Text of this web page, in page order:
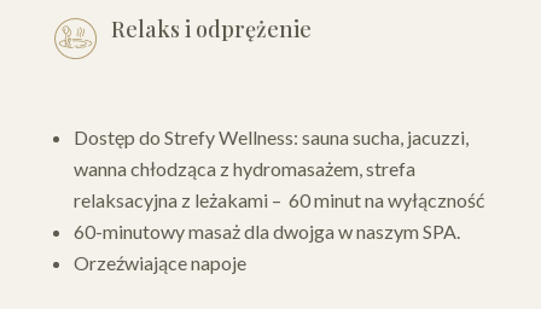
Relaks i odprężenie
Dostęp do Strefy Wellness: sauna sucha, jacuzzi,
wanna chłodząca z hydromasażem, strefa
relaksacyjna z leżakami – 60 minut na wyłączność
60-minutowy masaż dla dwojga w naszym SPA.
Orzeźwiające napoje